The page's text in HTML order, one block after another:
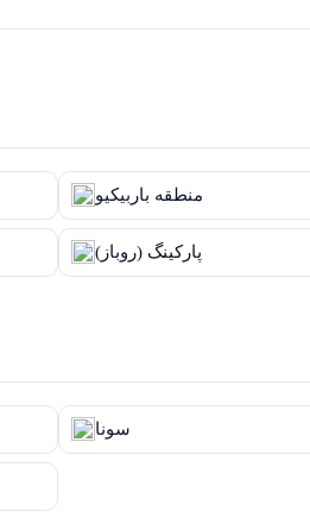
منطقه باربیکیو
پارکینگ (روباز)
سونا